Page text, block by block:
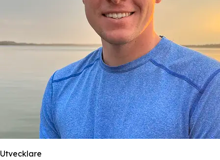
Utvecklare